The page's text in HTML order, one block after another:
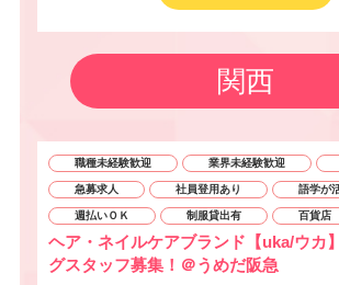
関西
職種未経験歓迎 業界未経験歓迎
急募求人 社員登用あり 語学が
週払いＯＫ 制服貸出有 百貨店
ヘア・ネイルケアブランド【uka/ウカ
グスタッフ募集！＠うめだ阪急